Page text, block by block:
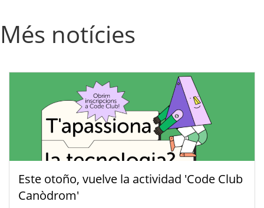
Més notícies
Este otoño, vuelve la actividad 'Code Club
Canòdrom'